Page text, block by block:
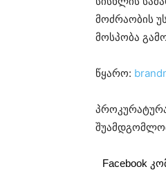
მოძრაობის
მოსპობა
წყარო:
Facebook